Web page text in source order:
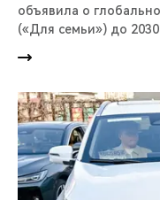
объявила о
(«Для семьи») до